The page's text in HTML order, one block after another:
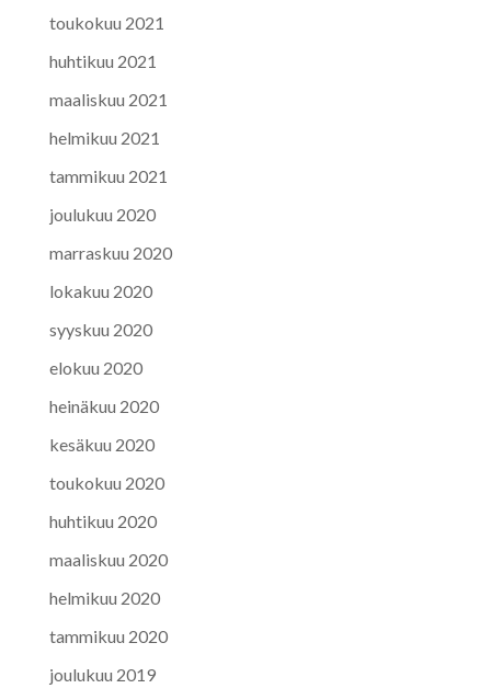
toukokuu 2021
huhtikuu 2021
maaliskuu 2021
helmikuu 2021
tammikuu 2021
joulukuu 2020
marraskuu 2020
lokakuu 2020
syyskuu 2020
elokuu 2020
heinäkuu 2020
kesäkuu 2020
toukokuu 2020
huhtikuu 2020
maaliskuu 2020
helmikuu 2020
tammikuu 2020
joulukuu 2019